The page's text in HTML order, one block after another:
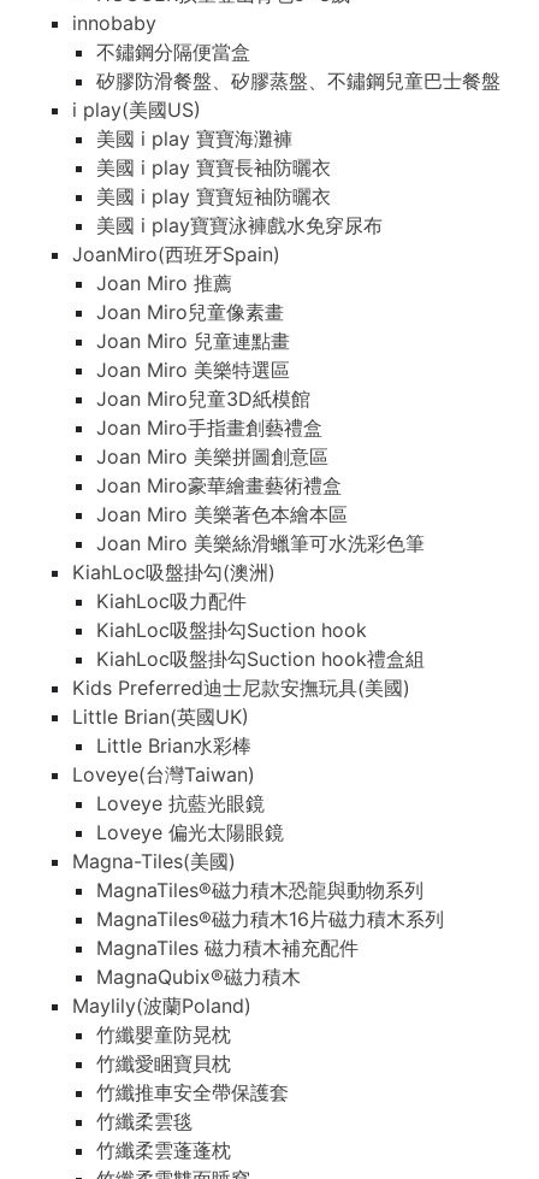
innobaby
不鏽鋼分隔便當盒
矽膠防滑餐盤、矽膠蒸盤、不鏽鋼兒童巴士餐盤
i play(美國US)
美國 i play 寶寶海灘褲
美國 i play 寶寶長袖防曬衣
美國 i play 寶寶短袖防曬衣
美國 i play寶寶泳褲戲水免穿尿布
JoanMiro(西班牙Spain)
Joan Miro 推薦
Joan Miro兒童像素畫
Joan Miro 兒童連點畫
Joan Miro 美樂特選區
Joan Miro兒童3D紙模館
Joan Miro手指畫創藝禮盒
Joan Miro 美樂拼圖創意區
Joan Miro豪華繪畫藝術禮盒
Joan Miro 美樂著色本繪本區
Joan Miro 美樂絲滑蠟筆可水洗彩色筆
KiahLoc吸盤掛勾(澳洲)
KiahLoc吸力配件
KiahLoc吸盤掛勾Suction hook
KiahLoc吸盤掛勾Suction hook禮盒組
Kids Preferred迪士尼款安撫玩具(美國)
Little Brian(英國UK)
Little Brian水彩棒
Loveye(台灣Taiwan)
Loveye 抗藍光眼鏡
Loveye 偏光太陽眼鏡
Magna-Tiles(美國)
MagnaTiles®磁力積木恐龍與動物系列
MagnaTiles®磁力積木16片磁力積木系列
MagnaTiles 磁力積木補充配件
MagnaQubix®磁力積木
Maylily(波蘭Poland)
竹纖嬰童防晃枕
竹纖愛睏寶貝枕
竹纖推車安全帶保護套
竹纖柔雲毯
竹纖柔雲蓬蓬枕